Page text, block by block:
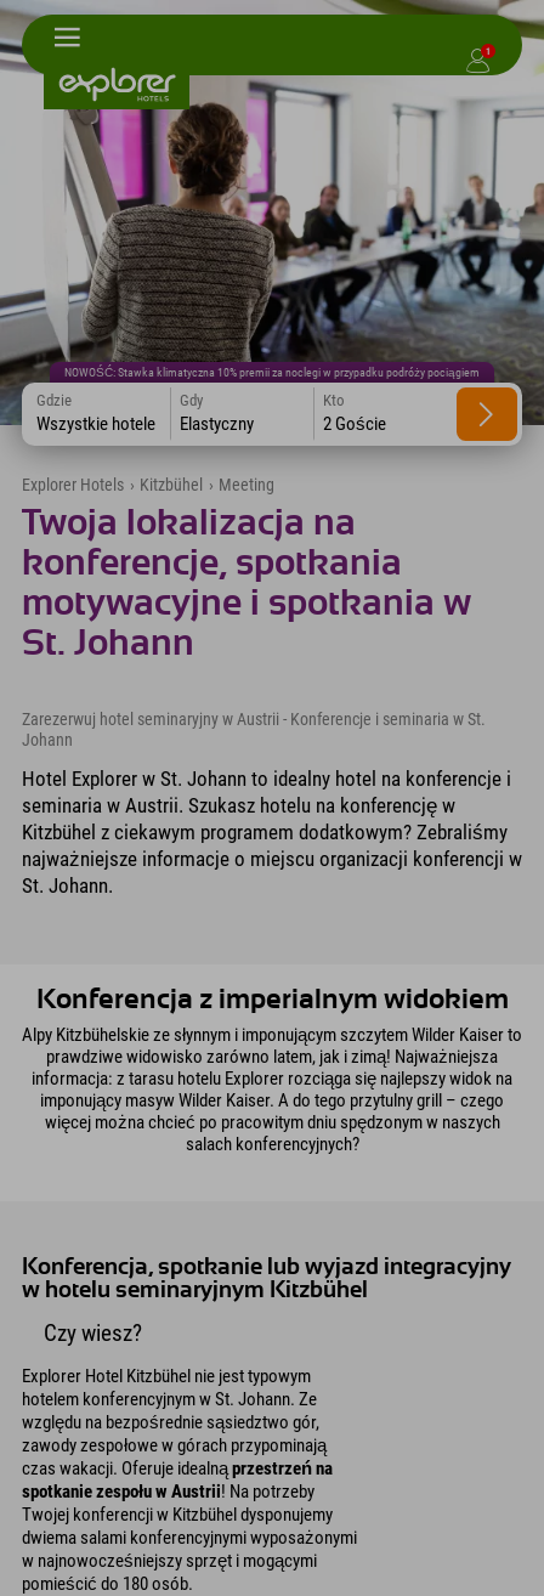
1
NOWOŚĆ: Stawka klimatyczna 10% premii za noclegi w przypadku podróży pociągiem
Gdzie
Wszystkie hotele
Gdy
Elastyczny
Kto
2 Goście
Explorer Hotels › Kitzbühel › Meeting
Twoja lokalizacja na
konferencje, spotkania
motywacyjne i spotkania w
St. Johann
Zarezerwuj hotel seminaryjny w Austrii - Konferencje i seminaria w St.
Johann
Hotel Explorer w St. Johann to idealny hotel na konferencje i
seminaria w Austrii. Szukasz hotelu na konferencję w
Kitzbühel z ciekawym programem dodatkowym? Zebraliśmy
najważniejsze informacje o miejscu organizacji konferencji w
St. Johann.
Konferencja z imperialnym widokiem
Alpy Kitzbühelskie ze słynnym i imponującym szczytem Wilder Kaiser to
prawdziwe widowisko zarówno latem, jak i zimą! Najważniejsza
informacja: z tarasu hotelu Explorer rozciąga się najlepszy widok na
imponujący masyw Wilder Kaiser. A do tego przytulny grill – czego
więcej można chcieć po pracowitym dniu spędzonym w naszych
salach konferencyjnych?
Konferencja, spotkanie lub wyjazd integracyjny
w hotelu seminaryjnym Kitzbühel
Czy wiesz?
Explorer Hotel Kitzbühel nie jest typowym
hotelem konferencyjnym w St. Johann. Ze
względu na bezpośrednie sąsiedztwo gór,
zawody zespołowe w górach przypominają
czas wakacji. Oferuje idealnąprzestrzeń na
spotkanie zespołu w Austrii! Na potrzeby
Twojej konferencji w Kitzbühel dysponujemy
dwiema salami konferencyjnymi wyposażonymi
w najnowocześniejszy sprzęt i mogącymi
pomieścić do 180 osób.